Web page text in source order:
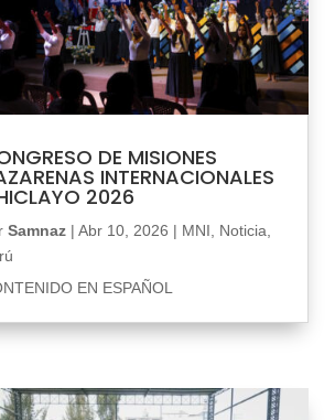
DE MISIONES
INTERNACIONALES
2026
Samnaz| Abr 10, 2026 | MNI Noticia
EN ESPAÑOL